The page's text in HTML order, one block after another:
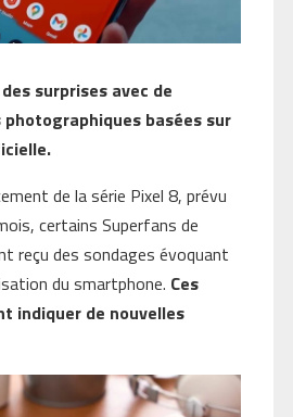
surprises avec de
basées sur
de la série Pixel 8, prévu
certains Superfans de
reçu des sondages évoquant
du smartphone. Ces
indiquer de nouvelles